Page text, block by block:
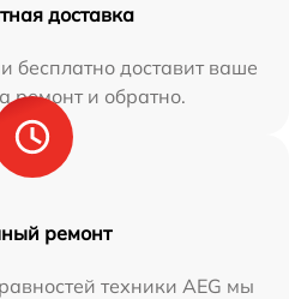
доставка
бесплатно доставит ваше
ремонт и обратно.
ремонт
техники AEG мы